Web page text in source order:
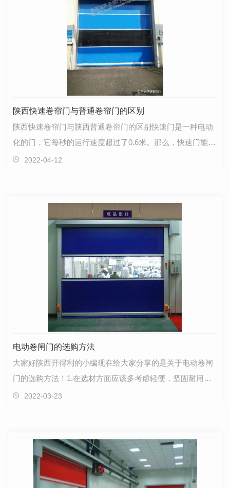
陕西快速卷帘门与普通卷帘门的区别
陕西快速卷帘门与陕西普通卷帘门的区别快速门是一种电动
化的门，它每秒的运行速度超过了0.6米。那么，快速门能在
较大程度上为使用者提供方便，并且能大大的降低开…
2022-04-12
电动卷闸门的选购方法
大家好陕西开得利的小编现在给大家分享的是关于电动卷闸
门的选购方法！1.在选材方面应该多考虑轻便，坚固耐用的
材质，这样即使在特殊情况下也能起到较高的 问题…
2022-03-23